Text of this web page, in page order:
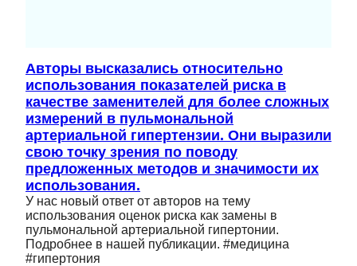
Авторы высказались относительно
использования показателей риска в
качестве заменителей для более сложных
измерений в пульмональной
артериальной гипертензии. Они выразили
свою точку зрения по поводу
предложенных методов и значимости их
использования.
У нас новый ответ от авторов на тему
использования оценок риска как замены в
пульмональной артериальной гипертонии.
Подробнее в нашей публикации. #медицина
#гипертония